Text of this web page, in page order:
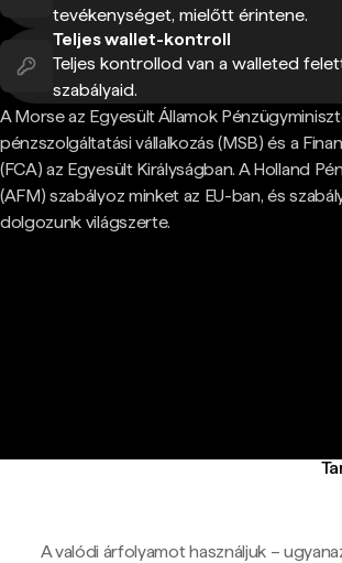
tevékenységet, mielőtt érintene.
Teljes wallet-kontroll
Teljes kontrollod van a walleted
szabályaid.
A Morse az Egyesült Államok
pénzszolgáltatási vállalkozás (MSB) és a
(FCA) az Egyesült Királyságban. A Holland
(AFM) szabályoz minket az EU-ban, és
dolgozunk világszerte.
A valódi árfolyamot használjuk –